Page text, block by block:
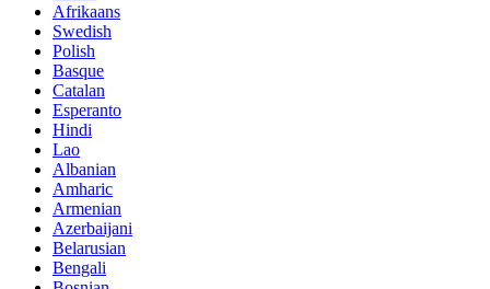
Afrikaans
Swedish
Polish
Basque
Catalan
Esperanto
Hindi
Lao
Albanian
Amharic
Armenian
Azerbaijani
Belarusian
Bengali